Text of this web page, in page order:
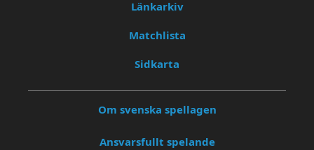
Länkarkiv
Matchlista
Sidkarta
Om svenska spellagen
Ansvarsfullt spelande